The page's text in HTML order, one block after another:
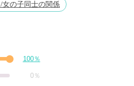
女の子同士の関係
100％
0％